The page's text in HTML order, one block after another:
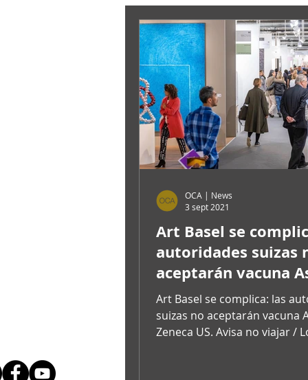
Art Basel se
autoridades suizas
aceptarán vacuna
Zeneca US. Avisa no
Art Basel se complica: las
suizas no aceptarán vacuna
Zeneca US. Avisa no viajar /
OCA | News
3 sept 2021